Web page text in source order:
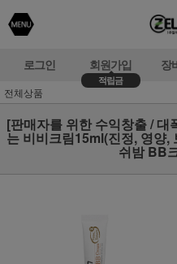
로그인 회원가입
적립금
장
전체상품
[판매자를 위한 수익창출 /
는 비비크림15ml(진정, 영양,
쉬밤 BB